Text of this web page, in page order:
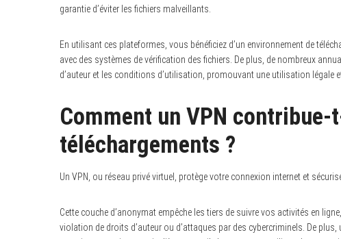
garantie d’éviter les fichiers malveillants.
En utilisant ces plateformes, vous bénéficiez d’un environnement de
avec des systèmes de vérification des fichiers. De plus, de nombreux
d’auteur et les conditions d’utilisation, promouvant une utilisation légale
Comment un VPN
téléchargements ?
Un VPN, ou réseau privé virtuel, protège votre connexion internet et
Cette couche d’anonymat empêche les tiers de suivre vos activités en
violation de droits d’auteur ou d’attaques par des cybercriminels. De